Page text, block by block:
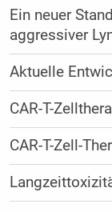
Ein neuer
aggressiver
Aktuelle
CAR-T-
CAR-T-Zell-